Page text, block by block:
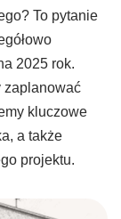
To pytanie
2025 rok.
zaplanować
kluczowe
a także
projektu.